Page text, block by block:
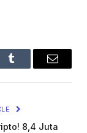
Tumblr Email
8,4 Juta